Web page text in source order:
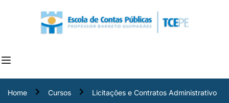
Home Cursos Licitações e Contratos Administrativo